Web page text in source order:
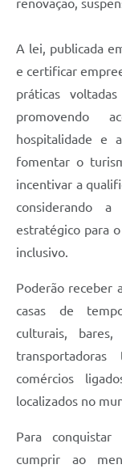
renovação,
A lei, publicada
e certificar
práticas
promovendo
hospitalidade e
fomentar o
incentivar a
considerando
estratégico para
inclusivo.
Poderão receber
casas de
culturais,
comércios
localizados no
Para
cumprir ao